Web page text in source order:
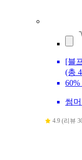
[블
(총
60%
썸
4.9 (리뷰